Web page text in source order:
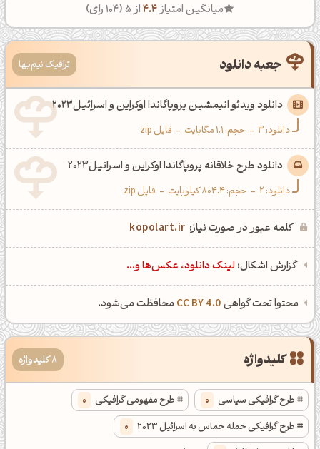
میانگین امتیاز4.4از 5 ( 104رای)
جعبه دانلود ترافیک نیم‌بها
دانلود ویدئو انیمشین پروپاگاندا اوکراین و اسرائیل2023
دانلود:3
- حجم: 1.1 مگابایت - فایل zip
دانلود طرح خلاقانه پروپاگاندا اوکراین و اسرائیل2023
دانلود:2
- حجم: 804.4 کیلوبایت - فایل zip
کلمه عبور در صورت نیاز: kopolart.ir
گزارش اشکال: لینک دانلود، عکس‌ها و...
محتوا تحت گواهیCC BY 4.0 محافظت می‌شود.
کلیدواژه 8 کلیدواژه
طرح گرافیکی سیاسی 0 طرح مفهومی گرافیکی 0
طرح گرافیکی حمله حماس به اسرائیل 2023
0